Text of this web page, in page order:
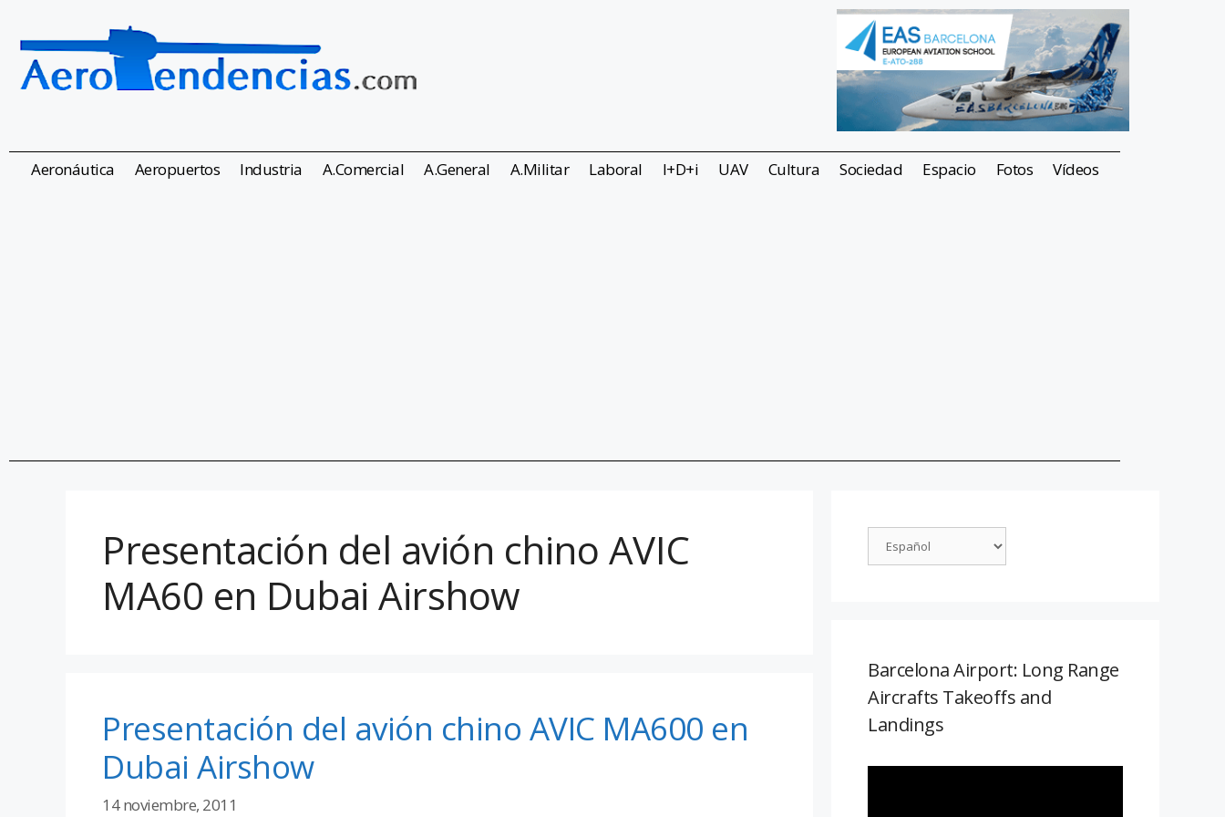
Aeronáutica Aeropuertos Industria A.Comercial A.General A.Militar Laboral I+D+i UAV Cultura Sociedad Espacio Fotos Vídeos
Presentación del avión chino AVIC
MA60 en Dubai Airshow
Presentación del avión chino AVIC MA600 en
Dubai Airshow
14 noviembre, 2011
Barcelona Airport: Long Range
Aircrafts Takeoffs and
Landings